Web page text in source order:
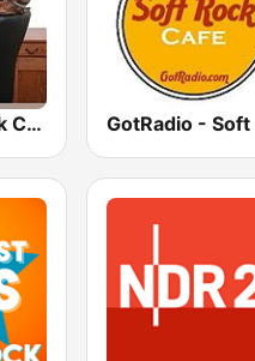
The Soft Rock Channel